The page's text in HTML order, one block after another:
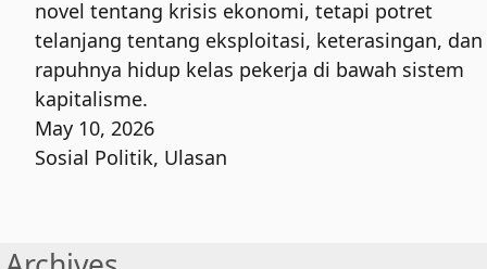
novel tentang krisis ekonomi, tetapi potret
telanjang tentang eksploitasi, keterasingan, dan
rapuhnya hidup kelas pekerja di bawah sistem
kapitalisme.
May 10, 2026
Sosial Politik, Ulasan